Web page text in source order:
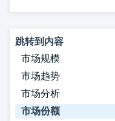
跳转到内容
市场规模
市场趋势
市场分析
市场份额